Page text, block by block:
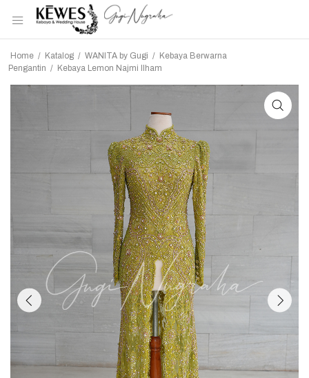
Home / Katalog / WANITA by Gugi / Kebaya Berwarna
Pengantin / Kebaya Lemon Najmi Ilham